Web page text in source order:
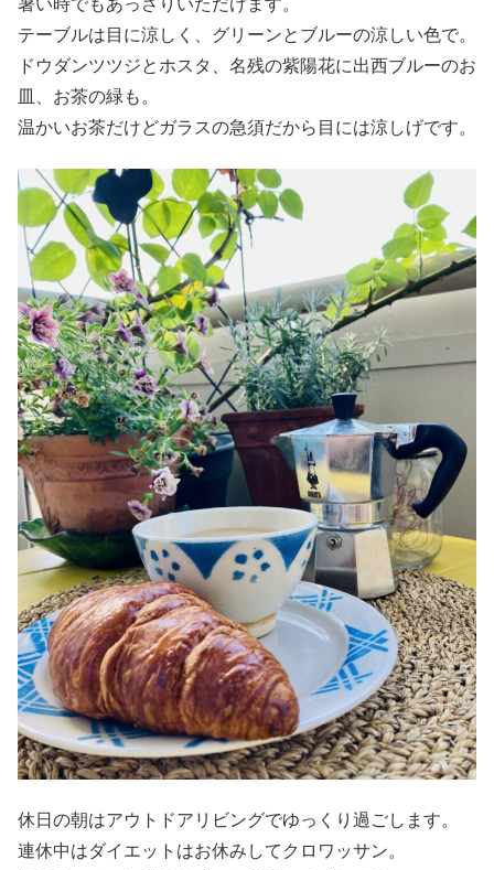
暑い時でもあっさりいただけます。
テーブルは目に涼しく、グリーンとブルーの涼しい色で。
ドウダンツツジとホスタ、名残の紫陽花に出西ブルーのお
皿、お茶の緑も。
温かいお茶だけどガラスの急須だから目には涼しげです。
休日の朝はアウトドアリビングでゆっくり過ごします。
連休中はダイエットはお休みしてクロワッサン。